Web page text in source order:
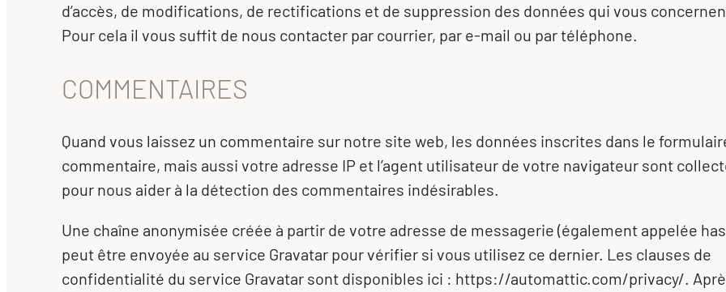
d’accès, de modifications, de rectifications et de suppression des données qui vous
Pour cela il vous suffit de nous contacter par courrier, par e-mail ou par téléphone.
COMMENTAIRES
Quand vous laissez un commentaire sur notre site web, les données inscrites dans le
commentaire, mais aussi votre adresse IP et l’agent utilisateur de votre navigateur sont
pour nous aider à la détection des commentaires indésirables.
Une chaîne anonymisée créée à partir de votre adresse de messagerie (également appelée
peut être envoyée au service Gravatar pour vérifier si vous utilisez ce dernier. Les clauses de
confidentialité du service Gravatar sont disponibles ici : https://automattic.com/privacy/.